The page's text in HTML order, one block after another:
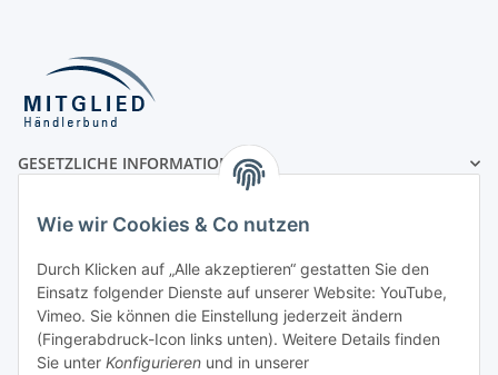
Wie wir Cookies & Co nutzen
Durch Klicken auf „Alle akzeptieren“ gestatten Sie den
Einsatz folgender Dienste auf unserer Website: YouTube,
Vimeo. Sie können die Einstellung jederzeit ändern
(Fingerabdruck-Icon links unten). Weitere Details finden
Sie unter Konfigurieren und in unserer
GESETZLICHE INFORMATIONEN
MÖGLICHE ZAHLUNGSARTEN
Vorauskasse
Rechnung